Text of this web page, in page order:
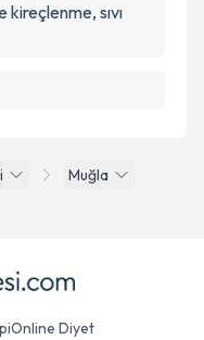
Muğla
sıvı
Online Diyet